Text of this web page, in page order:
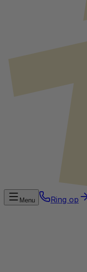
Menu Ring op